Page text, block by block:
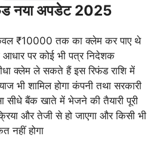
नया अपडेट 2025
₹10000 तक का क्लेम कर पाए थे
पर कोई भी पत्र निदेशक
क्लेम ले सकते हैं इस रिफंड राशि में
भी शामिल होगा कंपनी तथा सरकारी
सीधे बैंक खाते में भेजने की तैयारी पूरी
और तेजी से हो जाएगा और किसी भी
नहीं होगा